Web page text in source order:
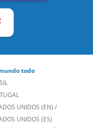
todo
UNIDOS (EN) /
UNIDOS (ES)